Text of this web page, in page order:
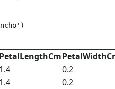
)
PetalLengthCm
1.4 0.2
1.4 0.2